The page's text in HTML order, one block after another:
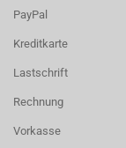
PayPal
Kreditkarte
Lastschrift
Rechnung
Vorkasse